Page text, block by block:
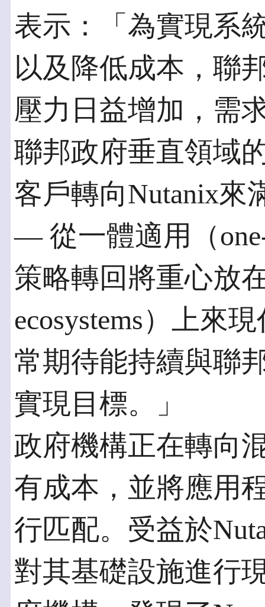
表示：「為實現系
以及降低成本，聯
壓力日益增加，需
聯邦政府垂直領域
客戶轉向Nutanix來
— 從一體適用（
策略轉回將重心放
ecosystems）上來
常期待能持續與聯
實現目標。」
政府機構正在轉向
有成本，並將應用
行匹配。受益於
對其基礎設施進行